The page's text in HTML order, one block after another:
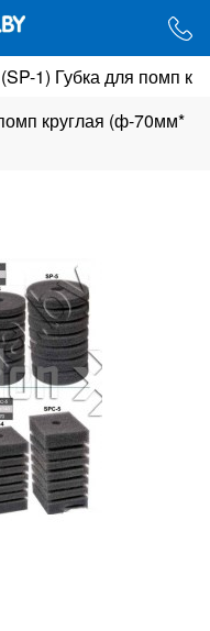
1) Губка для помп
круглая (ф-70мм*